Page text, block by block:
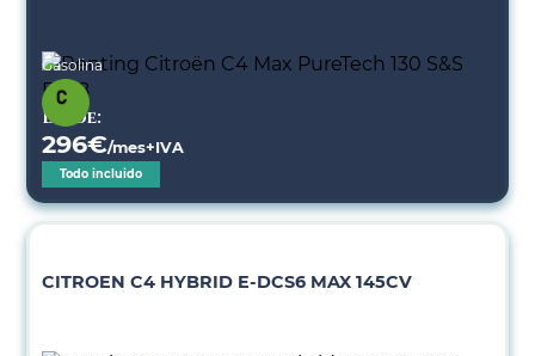
Gasolina
Desde:
296€/mes+IVA
Todo incluido
CITROEN C4 HYBRID E-DCS6 MAX 145CV